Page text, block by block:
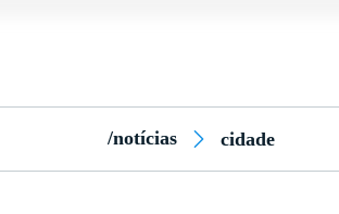
/notícias cidade